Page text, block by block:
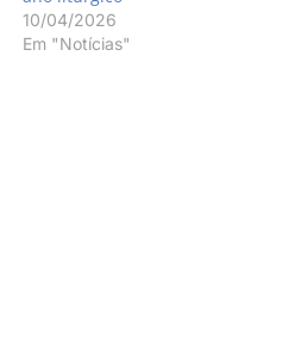
10/04/2026
Em "Notícias"